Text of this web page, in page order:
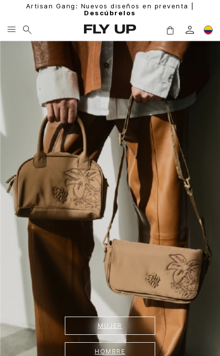
Artisan Gang: Nuevos diseños en preventa |
Descúbrelos
MUJER
HOMBRE